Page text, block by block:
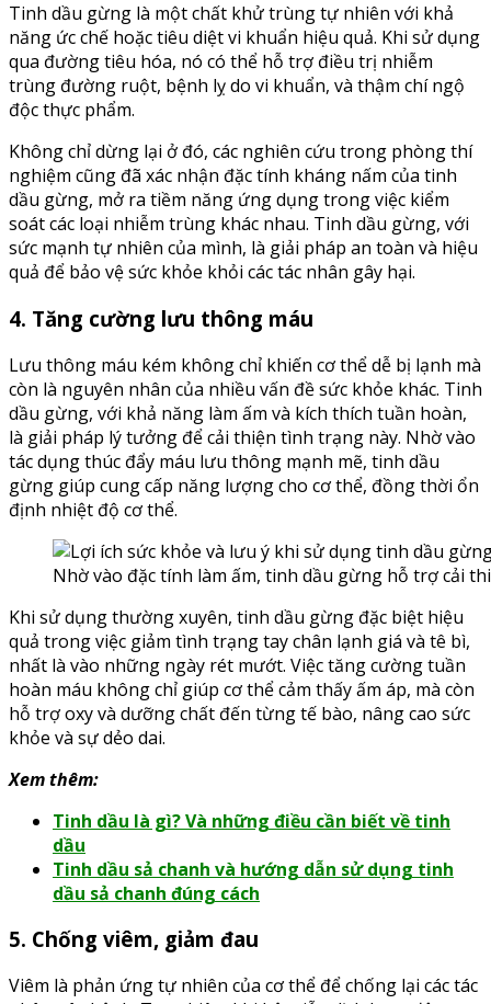
Tinh dầu gừng là một chất khử trùng tự nhiên với khả
năng ức chế hoặc tiêu diệt vi khuẩn hiệu quả. Khi sử dụng
qua đường tiêu hóa, nó có thể hỗ trợ điều trị nhiễm
trùng đường ruột, bệnh lỵ do vi khuẩn, và thậm chí ngộ
độc thực phẩm.
Không chỉ dừng lại ở đó, các nghiên cứu trong phòng thí
nghiệm cũng đã xác nhận đặc tính kháng nấm của tinh
dầu gừng, mở ra tiềm năng ứng dụng trong việc kiểm
soát các loại nhiễm trùng khác nhau. Tinh dầu gừng, với
sức mạnh tự nhiên của mình, là giải pháp an toàn và hiệu
quả để bảo vệ sức khỏe khỏi các tác nhân gây hại.
4. Tăng cường lưu thông máu
Lưu thông máu kém không chỉ khiến cơ thể dễ bị lạnh mà
còn là nguyên nhân của nhiều vấn đề sức khỏe khác. Tinh
dầu gừng, với khả năng làm ấm và kích thích tuần hoàn,
là giải pháp lý tưởng để cải thiện tình trạng này. Nhờ vào
tác dụng thúc đẩy máu lưu thông mạnh mẽ, tinh dầu
gừng giúp cung cấp năng lượng cho cơ thể, đồng thời ổn
định nhiệt độ cơ thể.
Nhờ vào đặc tính làm ấm, tinh dầu gừng hỗ trợ cải
Khi sử dụng thường xuyên, tinh dầu gừng đặc biệt hiệu
quả trong việc giảm tình trạng tay chân lạnh giá và tê bì,
nhất là vào những ngày rét mướt. Việc tăng cường tuần
hoàn máu không chỉ giúp cơ thể cảm thấy ấm áp, mà còn
hỗ trợ oxy và dưỡng chất đến từng tế bào, nâng cao sức
khỏe và sự dẻo dai.
Xem thêm:
Tinh dầu là gì? Và những điều cần biết về tinh
dầu
Tinh dầu sả chanh và hướng dẫn sử dụng tinh
dầu sả chanh đúng cách
5. Chống viêm, giảm đau
Viêm là phản ứng tự nhiên của cơ thể để chống lại các tác